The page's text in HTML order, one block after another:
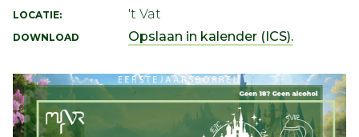
LOCATIE: 't Vat
DOWNLOAD Opslaan in kalender (ICS).